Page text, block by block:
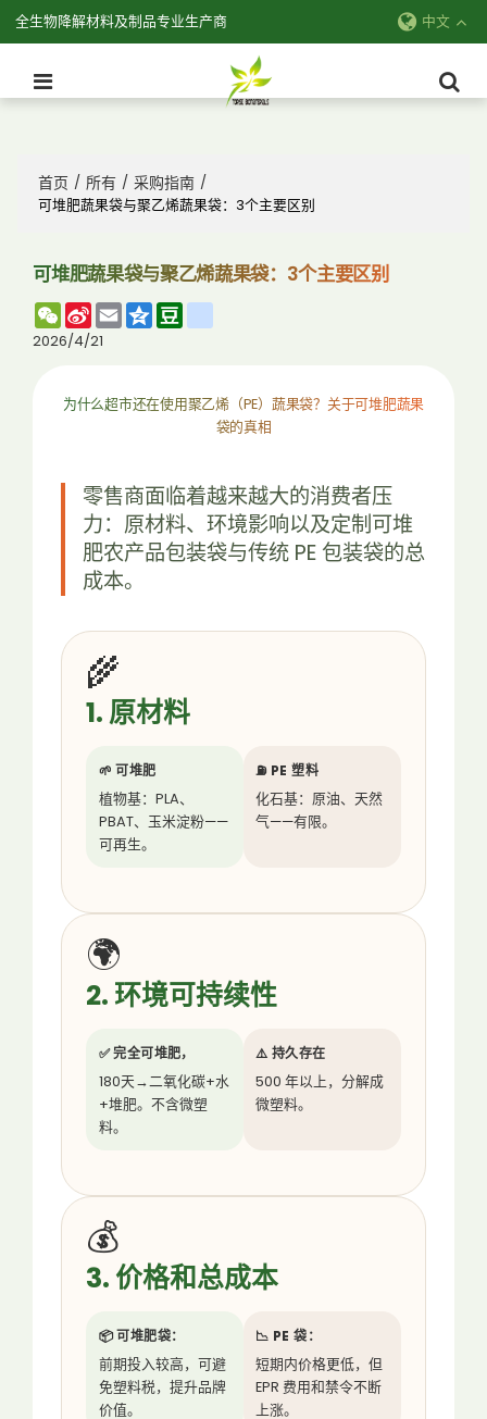
全生物降解材料及制品专业生产商 中文
首页 / 所有 / 采购指南 /
可堆肥蔬果袋与聚乙烯蔬果袋：3个主要区别
可堆肥蔬果袋与聚乙烯蔬果袋：3个主要区别
WeChat
Sina
Weibo
EmailQzoneDouban
2026/4/21
为什么超市还在使用聚乙烯（PE）蔬果袋？关于可堆肥蔬果
袋的真相
零售商面临着越来越大的消费者压
力：原材料、环境影响以及定制可堆
肥农产品包装袋与传统 PE 包装袋的总
成本。
🌾
1. 原材料
🌱 可堆肥
植物基：PLA、
PBAT、玉米淀粉——
可再生。
⛽ PE 塑料
化石基：原油、天然
气——有限。
🌍
2. 环境可持续性
✅ 完全可堆肥，
180天→二氧化碳+水
+堆肥。不含微塑
料。
⚠️ 持久存在
500 年以上，分解成
微塑料。
💰
3. 价格和总成本
📦 可堆肥袋：
前期投入较高，可避
免塑料税，提升品牌
价值。
📉 PE 袋：
短期内价格更低，但
EPR 费用和禁令不断
上涨。